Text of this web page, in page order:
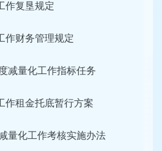
作复垦规定
作财务管理规定
减量化工作指标任务
作租金托底暂行方案
量化工作考核实施办法